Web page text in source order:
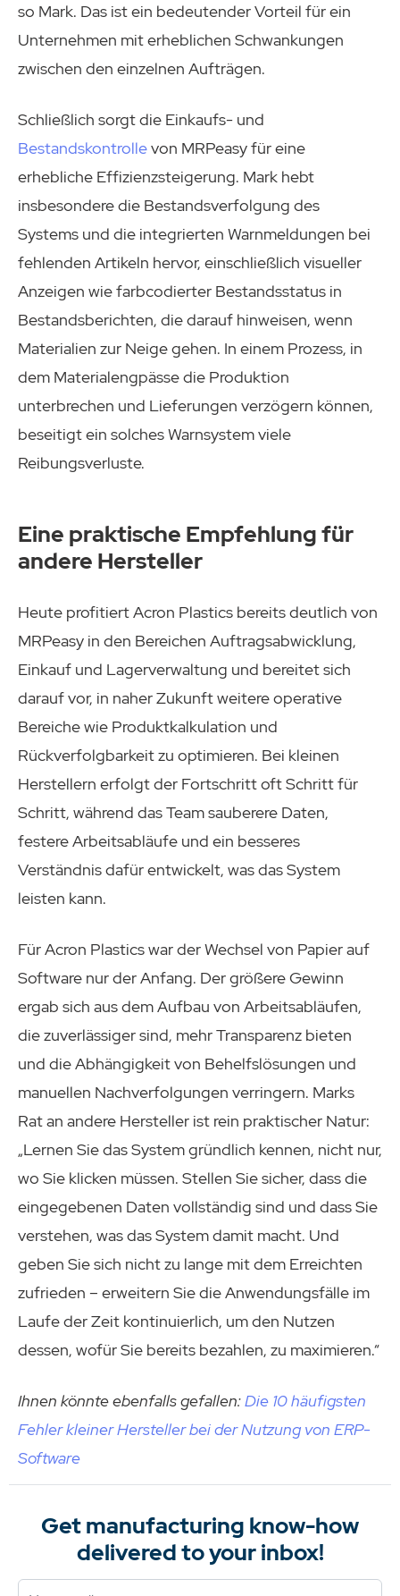
so Mark. Das ist ein bedeutender Vorteil für ein
Unternehmen mit erheblichen Schwankungen
zwischen den einzelnen Aufträgen.
Schließlich sorgt die Einkaufs- und
Bestandskontrollevon MRPeasy für eine
erhebliche Effizienzsteigerung. Mark hebt
insbesondere die Bestandsverfolgung des
Systems und die integrierten Warnmeldungen bei
fehlenden Artikeln hervor, einschließlich visueller
Anzeigen wie farbcodierter Bestandsstatus in
Bestandsberichten, die darauf hinweisen, wenn
Materialien zur Neige gehen. In einem Prozess, in
dem Materialengpässe die Produktion
unterbrechen und Lieferungen verzögern können,
beseitigt ein solches Warnsystem viele
Reibungsverluste.
Eine praktische Empfehlung für
andere Hersteller
Heute profitiert Acron Plastics bereits deutlich von
MRPeasy in den Bereichen Auftragsabwicklung,
Einkauf und Lagerverwaltung und bereitet sich
darauf vor, in naher Zukunft weitere operative
Bereiche wie Produktkalkulation und
Rückverfolgbarkeit zu optimieren. Bei kleinen
Herstellern erfolgt der Fortschritt oft Schritt für
Schritt, während das Team sauberere Daten,
festere Arbeitsabläufe und ein besseres
Verständnis dafür entwickelt, was das System
leisten kann.
Für Acron Plastics war der Wechsel von Papier auf
Software nur der Anfang. Der größere Gewinn
ergab sich aus dem Aufbau von Arbeitsabläufen,
die zuverlässiger sind, mehr Transparenz bieten
und die Abhängigkeit von Behelfslösungen und
manuellen Nachverfolgungen verringern. Marks
Rat an andere Hersteller ist rein praktischer Natur:
„Lernen Sie das System gründlich kennen, nicht nur,
wo Sie klicken müssen. Stellen Sie sicher, dass die
eingegebenen Daten vollständig sind und dass Sie
verstehen, was das System damit macht. Und
geben Sie sich nicht zu lange mit dem Erreichten
zufrieden – erweitern Sie die Anwendungsfälle im
Laufe der Zeit kontinuierlich, um den Nutzen
dessen, wofür Sie bereits bezahlen, zu maximieren.“
Ihnen könnte ebenfalls gefallen:Die 10 häufigsten
Fehler kleiner Hersteller bei der Nutzung von ERP-
Software
Get manufacturing know-how
delivered to your inbox!